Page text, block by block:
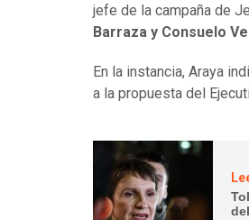
jefe de la campaña de
Barraza y Consuelo
En la instancia, Araya
a la propuesta del